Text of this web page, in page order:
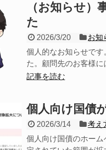
（お知らせ）
た
2026/3/20
お知
個人的なお知らせで
た。顧問先のお客様に
記事を読む
個人向け国債
2026/3/14
考え
個人向け国債のホー